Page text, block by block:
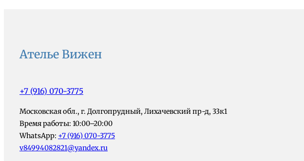
Ателье Вижен
+7 (916) 070-3775
Московская обл., г. Долгопрудный, Лихачевский пр-д, 33к1
Время работы: 10:00–20:00
WhatsApp: +7 (916) 070-3775
v84994082821@yandex.ru